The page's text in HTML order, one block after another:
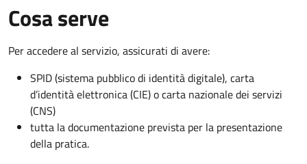
Cosa serve
Per accedere al servizio, assicurati di avere:
SPID (sistema pubblico di identità digitale), carta
d’identità elettronica (CIE) o carta nazionale dei servizi
(CNS)
tutta la documentazione prevista per la presentazione
della pratica.